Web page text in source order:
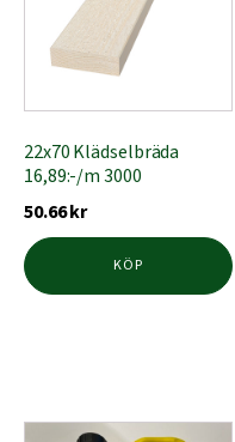
22x70 Klädselbräda
16,89:-/m 3000
50.66kr
KÖP
flera